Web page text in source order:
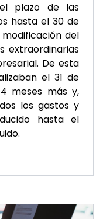
plazo de las
hasta el 30 de
del
extraordinarias
De esta
el 31 de
meses más y,
los gastos y
hasta el